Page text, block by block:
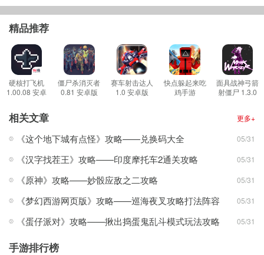
2.游戏中玩家受到攻击之后整个屏幕会从四周开始变红，受到的伤害
越多越高，变红的区域和颜色就会越深；
3.游戏中每一张地图的岩体结构都是不一样的，玩家需要根据敌人与
自己的位置来选择不同的掩体掩护自己。
游戏亮点
1.游戏的关卡中除了石头掩体外，还有一些环境元素，比如植物和草
丛之类的，玩家也可以利用一下这些环境因素；
来避免敌人快速接近自己；
3.随着玩家游玩的深入，敌人的伤害会越来越高，走位也会越来越小
心，玩家需要快速完成挑战来避免夜长梦多。
游戏简评
择来发挥出自己的实力，游戏中每一种武器都有自己的特点，玩家
可以尝试使用不同的武器来应对不同的战斗需求。
精品推荐
硬核打飞机
1.00.08 安卓
僵尸杀消灭者
0.81 安卓版
赛车射击达人
1.0 安卓版
快点躲起来吃
鸡手游
面具战神弓箭
射僵尸 1.3.0
相关文章 更多+
《这个地下城有点怪》攻略——兑换码大全 05/31
《汉字找茬王》攻略——印度摩托车2通关攻略 05/31
《原神》攻略——妙骰应敌之二攻略 05/31
《梦幻西游网页版》攻略——巡海夜叉攻略打法阵容 05/31
《蛋仔派对》攻略——揪出捣蛋鬼乱斗模式玩法攻略 05/31
手游排行榜